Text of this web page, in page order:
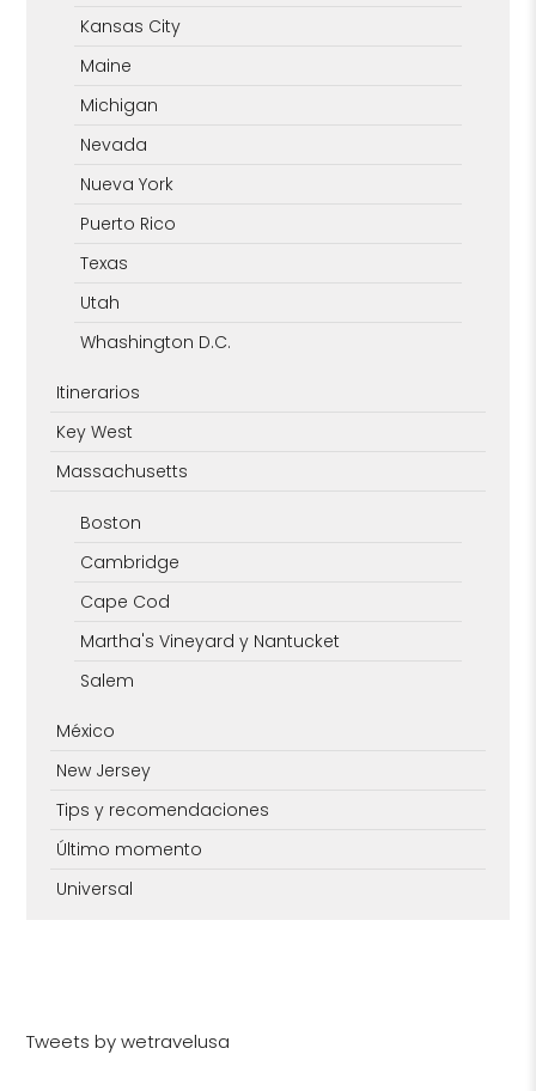
Kansas City
Maine
Michigan
Nevada
Nueva York
Puerto Rico
Texas
Utah
Whashington D.C.
Itinerarios
Key West
Massachusetts
Boston
Cambridge
Cape Cod
Martha's Vineyard y Nantucket
Salem
México
New Jersey
Tips y recomendaciones
Último momento
Universal
Tweets by wetravelusa